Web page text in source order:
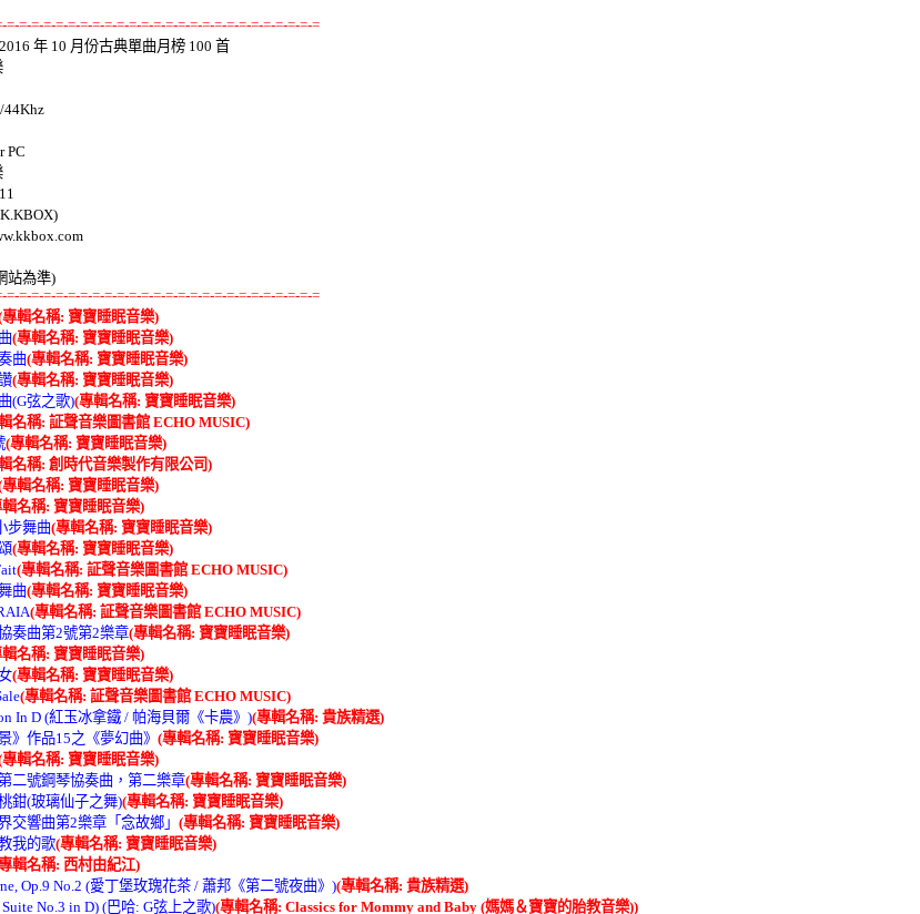
=-=-=-=-=-=-=-=-=-=-=-=-=-=-=-=-=-=-=-=-=-=-=-=-=-=
年 10 月份古典單曲月榜 100 首
44Khz
PC
=-=-=-=-=-=-=-=-=-=-=-=-=-=-=-=-=-=-=-=-=-=-=-=-=-=
專輯名稱: 寶寶睡眠音樂)
(專輯名稱: 寶寶睡眠音樂)
曲(專輯名稱: 寶寶睡眠音樂)
(專輯名稱: 寶寶睡眠音樂)
(G弦之歌)(專輯名稱: 寶寶睡眠音樂)
名稱: 証聲音樂圖書館 ECHO MUSIC)
(專輯名稱: 寶寶睡眠音樂)
名稱: 創時代音樂製作有限公司)
專輯名稱: 寶寶睡眠音樂)
名稱: 寶寶睡眠音樂)
步舞曲(專輯名稱: 寶寶睡眠音樂)
(專輯名稱: 寶寶睡眠音樂)
(專輯名稱: 証聲音樂圖書館 ECHO MUSIC)
曲(專輯名稱: 寶寶睡眠音樂)
(專輯名稱: 証聲音樂圖書館 ECHO MUSIC)
奏曲第2號第2樂章(專輯名稱: 寶寶睡眠音樂)
名稱: 寶寶睡眠音樂)
(專輯名稱: 寶寶睡眠音樂)
(專輯名稱: 証聲音樂圖書館 ECHO MUSIC)
In D (紅玉冰拿鐵 / 帕海貝爾《卡農》)(專輯名稱: 貴族精選)
》作品15之《夢幻曲》 (專輯名稱: 寶寶睡眠音樂)
專輯名稱: 寶寶睡眠音樂)
二號鋼琴協奏曲，第二樂章(專輯名稱: 寶寶睡眠音樂)
鉗(玻璃仙子之舞)(專輯名稱: 寶寶睡眠音樂)
交響曲第2樂章「念故鄉」 (專輯名稱: 寶寶睡眠音樂)
我的歌(專輯名稱: 寶寶睡眠音樂)
輯名稱: 西村由紀江)
Op.9 No.2 (愛丁堡玫瑰花茶 / 蕭邦《第二號夜曲》)(專輯名稱: 貴族精選)
No.3 in D) (巴哈: G弦上之歌)(專輯名稱: Classics for Mommy and Baby (媽媽＆寶寶的胎教音樂))